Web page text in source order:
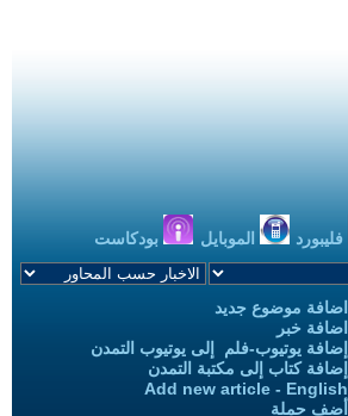
فليبورد الموبايل بودكاست
اضافة موضوع جديد
اضافة خبر
إضافة يوتيوب-فلم إلى يوتيوب التمدن
إضافة كتاب إلى مكتبة التمدن
Add new article - English
أضف حملة